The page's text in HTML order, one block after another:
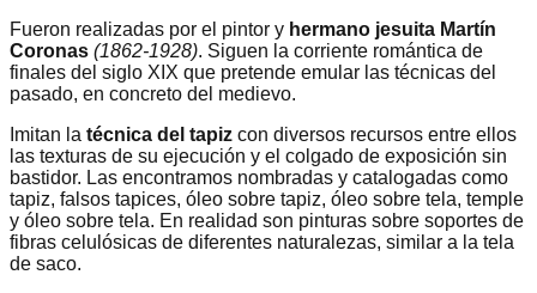
Fueron realizadas por el pintor y hermano jesuita Martín
Coronas (1862-1928). Siguen la corriente romántica de
finales del siglo XIX que pretende emular las técnicas del
pasado, en concreto del medievo.
Imitan la técnica del tapiz con diversos recursos entre ellos
las texturas de su ejecución y el colgado de exposición sin
bastidor. Las encontramos nombradas y catalogadas como
tapiz, falsos tapices, óleo sobre tapiz, óleo sobre tela, temple
y óleo sobre tela. En realidad son pinturas sobre soportes de
fibras celulósicas de diferentes naturalezas, similar a la tela
de saco.